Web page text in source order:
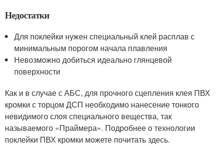
Недостатки
Для поклейки нужен специальный клей расплав с
минимальным порогом начала плавления
Невозможно добиться идеально глянцевой
поверхности
Как и в случае с АБС, для прочного сцепления клея ПВХ
кромки с торцом ДСП необходимо нанесение тонкого
невидимого слоя специального вещества, так
называемого «Праймера». Подробнее о технологии
поклейки ПВХ кромки можете почитать здесь.